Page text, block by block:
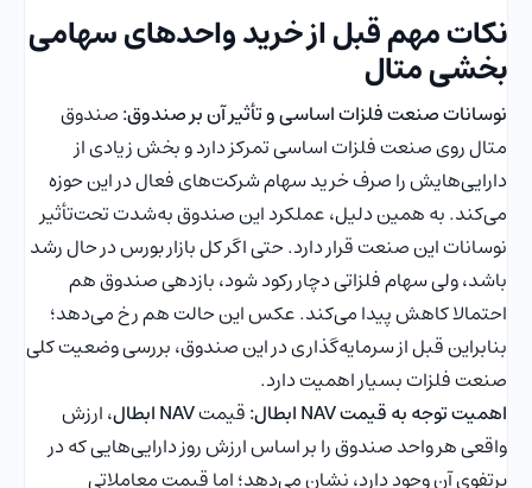
نکات مهم قبل از خرید واحدهای سهامی
بخشی متال
نوسانات صنعت فلزات اساسی و تأثیر آن بر صندوق:صندوق
متال روی صنعت فلزات اساسی تمرکز دارد و بخش زیادی از
دارایی‌هایش را صرف خرید سهام شرکت‌های فعال در این حوزه
می‌کند. به همین دلیل، عملکرد این صندوق به‌شدت تحت‌تأثیر
نوسانات این صنعت قرار دارد. حتی اگر کل بازار بورس در حال رشد
باشد، ولی سهام فلزاتی دچار رکود شود، بازدهی صندوق هم
احتمالا کاهش پیدا می‌کند. عکس این حالت هم رخ می‌دهد؛
بنابراین قبل از سرمایه‌گذاری در این صندوق، بررسی وضعیت کلی
صنعت فلزات بسیار اهمیت دارد.
اهمیت توجه به قیمت NAV ابطال:
قیمتNAV ابطال
، ارزش
واقعی هر واحد صندوق را بر اساس ارزش روز دارایی‌هایی که در
پرتفوی آن وجود دارد، نشان می‌دهد؛ اما قیمت معاملاتی